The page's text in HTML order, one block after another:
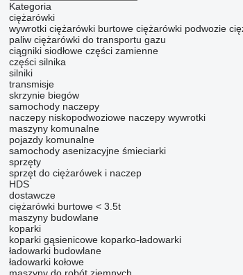
Kategoria
ciężarówki
wywrotki ciężarówki burtowe ciężarówki podwozie
paliw ciężarówki do transportu gazu
ciągniki siodłowe części zamienne
części silnika
silniki
transmisje
skrzynie biegów
samochody naczepy
naczepy niskopodwoziowe naczepy wywrotki
maszyny komunalne
pojazdy komunalne
samochody asenizacyjne śmieciarki
sprzęty
sprzęt do ciężarówek i naczep
HDS
dostawcze
ciężarówki burtowe < 3.5t
maszyny budowlane
koparki
koparki gąsienicowe koparko-ładowarki
ładowarki budowlane
ładowarki kołowe